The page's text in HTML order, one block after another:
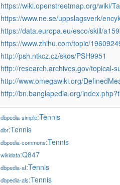
https://wiki.openstreetmap.org/wiki/
https://www.ne.se/uppslagsverk/
https://data.europa.eu/esco/skill/
https://www.zhihu.com/topic/
http://psh.ntkcz.cz/skos/PSH9951
http://research.archives.gov/topical-
http://www.omegawiki.org/
http://bn.banglapedia.org/
dbpedia-simple:Tennis
dbr:Tennis
dbpedia-commons:Tennis
wikidata:Q847
dbpedia-af:Tennis
dbpedia-als:Tennis